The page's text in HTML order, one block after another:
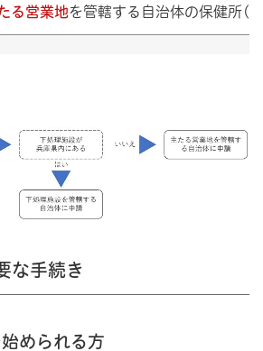
る営業地を管轄する自治体の保健所(
な手続き
められる方